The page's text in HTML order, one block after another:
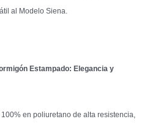
al Modelo Siena.
Estampado: Elegancia y
en poliuretano de alta resistencia,